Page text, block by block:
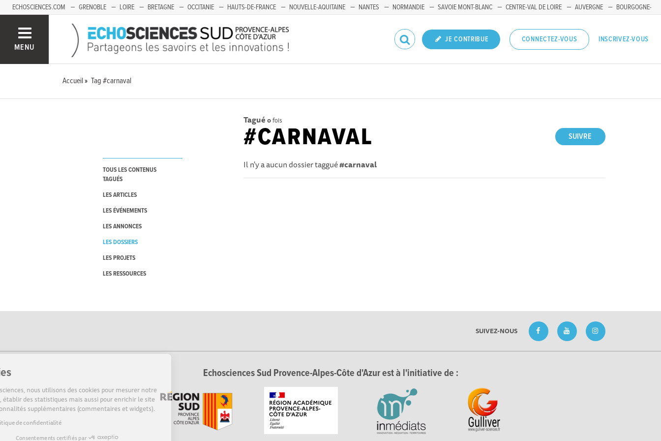
Sur Echosciences, nous utilisons des cookies pour mesurer notre
audience, établir des statistiques mais aussi pour enrichir le site
de fonctionnalités supplémentaires (commentaires et widgets).
Lire la politique de confidentialité
Consentements certifiés par
ECHOSCIENCES.COM GRENOBLE LOIRE BRETAGNE OCCITANIE HAUTS-DE-FRANCE NOUVELLE-AQUITAINE NANTES NORMANDIE SAVOIE MONT-BLANC CENTRE-VAL DE LOIRE AUVERGNE
BOURGOGNE-
MENU
JE CONTRIBUE CONNECTEZ-VOUS INSCRIVEZ-VOUS
Accueil Tag #carnaval
TOUS LES CONTENUS
TAGUÉS
LES ARTICLES
LES ÉVÉNEMENTS
LES ANNONCES
LES DOSSIERS
LES PROJETS
LES RESSOURCES
Tagué 0fois
SUIVRE
#CARNAVAL
Il n'y a aucun dossier taggué#carnaval
SUIVEZ-NOUS
Echosciences Sud Provence-Alpes-Côte d'Azur est à l'initiative de :